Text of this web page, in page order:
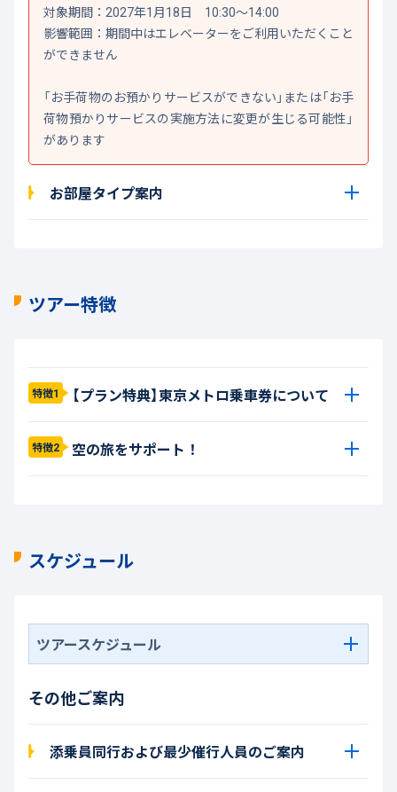
対象期間：2027年1月18日 10:30～14:00
影響範囲：期間中はエレベーターをご利用いただくこと
ができません
「お手荷物のお預かりサービスができない」または「お手
荷物預かりサービスの実施方法に変更が生じる可能性」
があります
お部屋タイプ案内
ツアー特徴
特徴1 【プラン特典】東京メトロ乗車券について
特徴2 空の旅をサポート！
スケジュール
ツアースケジュール
その他ご案内
添乗員同行および最少催行人員のご案内